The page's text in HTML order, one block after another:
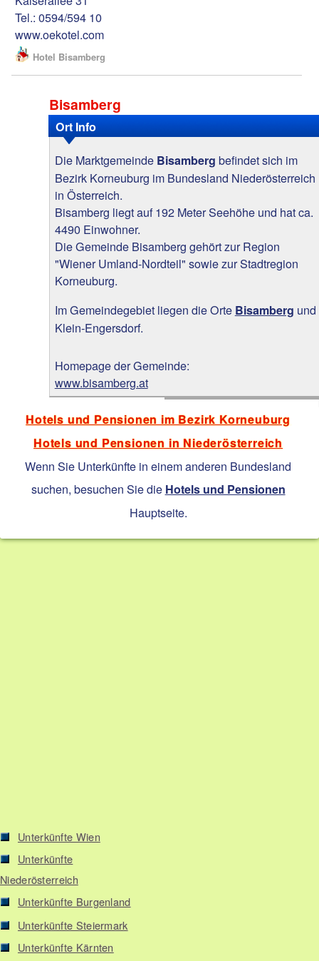
Tel.: 0594/594 10
www.oekotel.com
Hotel Bisamberg
Bisamberg
Ort Info
Die Marktgemeinde Bisamberg befindet sich im
Bezirk Korneuburg im Bundesland Niederösterreich
in Österreich.
Bisamberg liegt auf 192 Meter Seehöhe und hat ca.
4490 Einwohner.
Die Gemeinde Bisamberg gehört zur Region
"Wiener Umland-Nordteil" sowie zur Stadtregion
Korneuburg.
Im Gemeindegebiet liegen die Orte Bisamberg und
Klein-Engersdorf.
Homepage der Gemeinde:
www.bisamberg.at
Hotels und Pensionen im Bezirk Korneuburg
Hotels und Pensionen in Niederösterreich
Wenn Sie Unterkünfte in einem anderen Bundesland
suchen, besuchen Sie die Hotels und Pensionen
Hauptseite.
Unterkünfte Wien
Unterkünfte
Niederösterreich
Unterkünfte Burgenland
Unterkünfte Steiermark
Unterkünfte Kärnten